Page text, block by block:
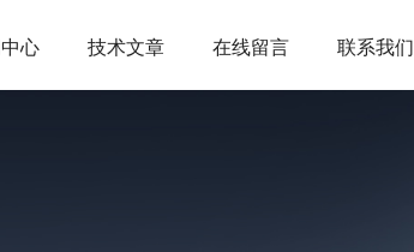
心 技术文章 在线留言 联系我们